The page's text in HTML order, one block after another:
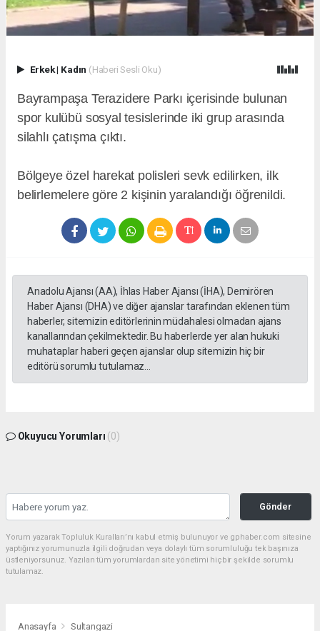
Erkek| Kadın (Haberi Sesli Oku)
Bayrampaşa Terazidere Parkı içerisinde bulunan
spor kulübü sosyal tesislerinde iki grup arasında
silahlı çatışma çıktı.
Bölgeye özel harekat polisleri sevk edilirken, ilk
belirlemelere göre 2 kişinin yaralandığı öğrenildi.
Anadolu Ajansı (AA), İhlas Haber Ajansı (İHA), Demirören
Haber Ajansı (DHA) ve diğer ajanslar tarafından eklenen tüm
haberler, sitemizin editörlerinin müdahalesi olmadan ajans
kanallarından çekilmektedir. Bu haberlerde yer alan hukuki
muhataplar haberi geçen ajanslar olup sitemizin hiç bir
editörü sorumlu tutulamaz...
Okuyucu Yorumları (0)
Gönder
Yorum yazarak Topluluk Kuralları’nı kabul etmiş bulunuyor ve gphaber.com sitesine
yaptığınız yorumunuzla ilgili doğrudan veya dolaylı tüm sorumluluğu tek başınıza
üstleniyorsunuz. Yazılan tüm yorumlardan site yönetimi hiçbir şekilde sorumlu
tutulamaz.
Anasayfa Sultangazi